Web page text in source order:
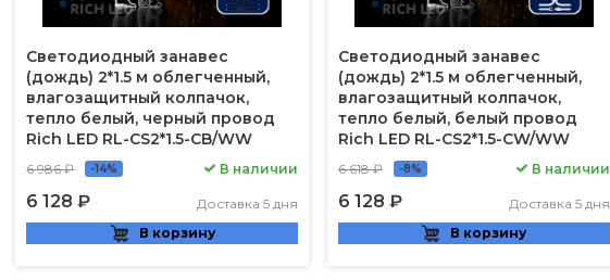
Светодиодный занавес
(дождь) 2*1.5 м облегченный,
влагозащитный колпачок,
тепло белый, черный провод
Rich LED RL-CS2*1.5-CB/WW
6 986 ₽ -14%
6 128 ₽
В наличии
Доставка 5 дня
В корзину
Светодиодный занавес
(дождь) 2*1.5 м облегченный,
влагозащитный колпачок,
тепло белый, белый провод
Rich LED RL-CS2*1.5-CW/WW
6 618 ₽ -8%
6 128 ₽
В наличии
Доставка 5 дня
В корзину